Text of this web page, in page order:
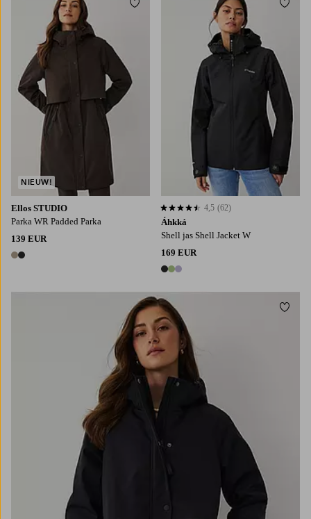
Ellos STUDIO
Parka WR Padded Parka
139 EUR
2 kleuren
NIEUW!
Toevoegen aan favorieten
Áhkká
Shell jas Shell Jacket W
169 EUR
3 kleuren
4,5 op basis van 62 beoordelingen
4,5 (62)